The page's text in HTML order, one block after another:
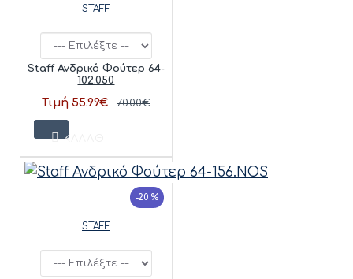
STAFF
Staff Ανδρικό Φούτερ 64-
102.050
Τιμή 55.99€ 70.00€
ΚΑΛΆΘΙ
-20 %
STAFF